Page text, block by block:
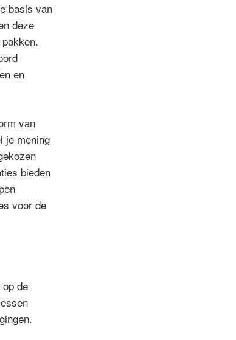
basis van
deze
en
van
je mening
bieden
voor de
de